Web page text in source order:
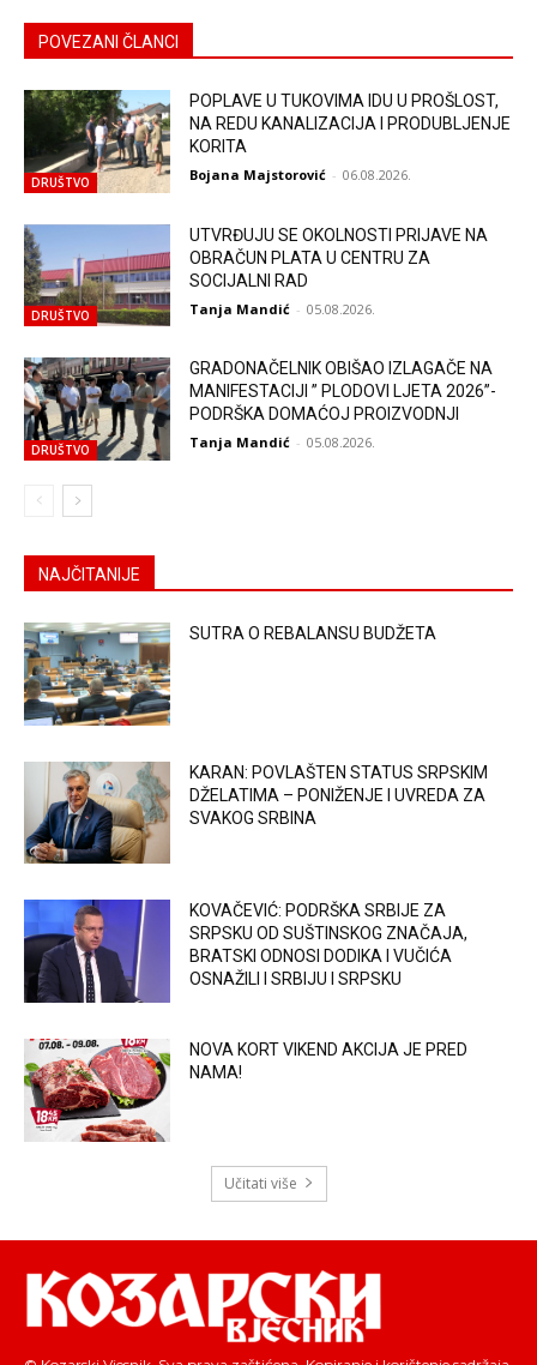
POVEZANI ČLANCI
DRUŠTVO
POPLAVE U TUKOVIMA IDU U PROŠLOST,
NA REDU KANALIZACIJA I PRODUBLJENJE
KORITA
Bojana Majstorović - 06.08.2026.
DRUŠTVO
UTVRĐUJU SE OKOLNOSTI PRIJAVE NA
OBRAČUN PLATA U CENTRU ZA
SOCIJALNI RAD
Tanja Mandić - 05.08.2026.
DRUŠTVO
GRADONAČELNIK OBIŠAO IZLAGAČE NA
MANIFESTACIJI ” PLODOVI LJETA 2026”-
PODRŠKA DOMAĆOJ PROIZVODNJI
Tanja Mandić - 05.08.2026.
NAJČITANIJE
SUTRA O REBALANSU BUDŽETA
KARAN: POVLAŠTEN STATUS SRPSKIM
DŽELATIMA – PONIŽENJE I UVREDA ZA
SVAKOG SRBINA
KOVAČEVIĆ: PODRŠKA SRBIJE ZA
SRPSKU OD SUŠTINSKOG ZNAČAJA,
BRATSKI ODNOSI DODIKA I VUČIĆA
OSNAŽILI I SRBIJU I SRPSKU
NOVA KORT VIKEND AKCIJA JE PRED
NAMA!
Učitati više